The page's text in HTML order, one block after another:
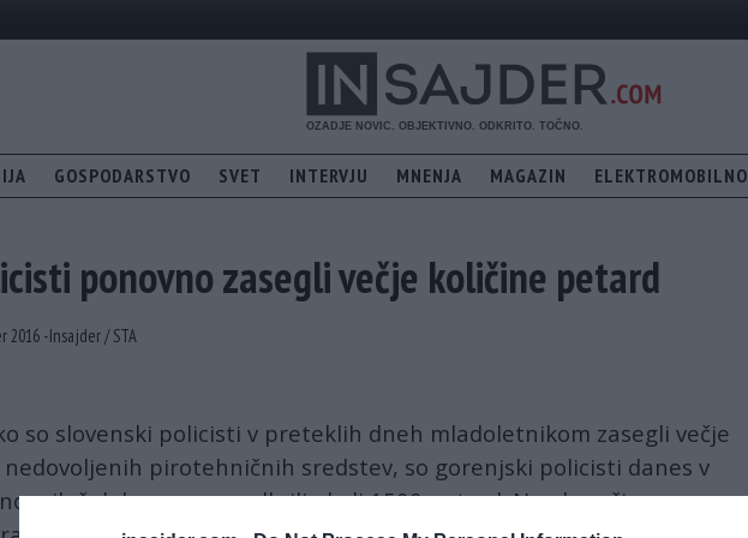
GOSPODARSTVO SVET INTERVJU MNENJA MAGAZIN ELEKTROMOBILNO
ponovno zasegli večje količine petard
2016 -Insajder /STA
so slovenski policisti v preteklih dneh mladoletnikom zasegli večje
nedovoljenih pirotehničnih sredstev, so gorenjski policisti danes v
šolah ponovno odkrili okoli 1500 petard. Na območju